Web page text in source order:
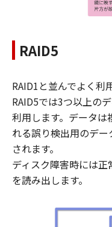
RAID5
RAID1と並んでよく利
RAID5では3つ以上の
利用します。データ
れる誤り検出用のデ
されます。
ディスク障害時には
を読み出します。